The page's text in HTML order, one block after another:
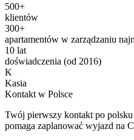
500+
klientów
300+
apartamentów w zarządzaniu
10 lat
doświadczenia (od 2016)
K
Kasia
Kontakt w Polsce
Twój pierwszy kontakt po
pomaga zaplanować wyjazd na